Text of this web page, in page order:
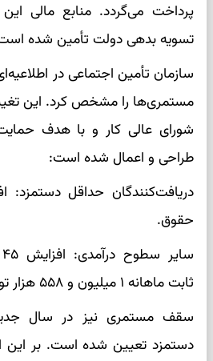
پرداخت می‌گردد. منابع مالی
تسویه بدهی دولت تأمین شده
سازمان تأمین اجتماعی در
مستمری‌ها را مشخص کرد. این
شورای عالی کار و با هدف
طراحی و اعمال شده است:
حقوق.
ثابت ماهانه ۱ میلیون و ۵۵۸ هزار تومان.
سقف مستمری نیز در سال
دستمزد تعیین شده است. بر